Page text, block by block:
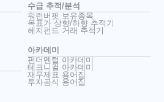
수급 추적/분석
워런버핏 보유종목
목표가 상향/하향 추적기
헤지펀드 거래 추적기
아카데미
펀더멘털 아카데미
테크니컬 아카데미
재무제표 용어집
투자공식 용어집